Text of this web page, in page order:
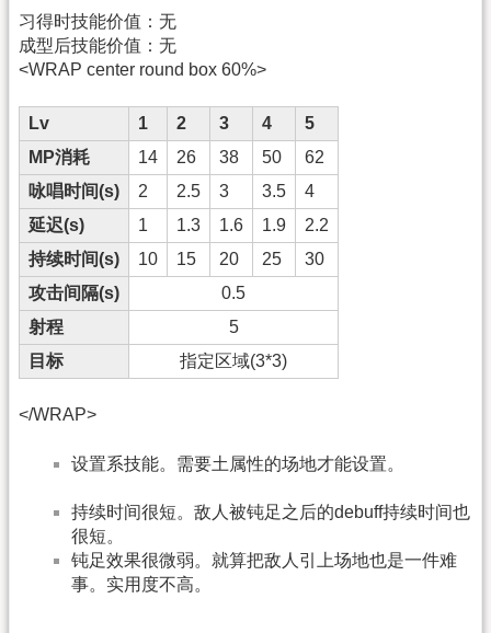
习得时技能价值：无
成型后技能价值：无
<WRAP center round box 60%>
Lv 1 2 3 4
5
MP消耗
14 26 38 50
62
咏唱时间(s)
2 2.5 3 3.5
4
延迟(s)
1 1.3 1.6 1.9
2.2
持续时间(s)
10 15 20 25
30
攻击间隔(s)
0.5
射程
5
目标
指定区域(3*3)
</WRAP>
设置系技能。需要土属性的场地才能设置。
持续时间很短。敌人被钝足之后的debuff持续时间也
很短。
钝足效果很微弱。就算把敌人引上场地也是一件难
事。实用度不高。